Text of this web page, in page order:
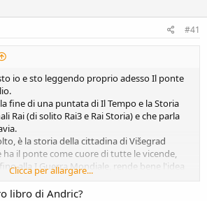
#41
io e sto leggendo proprio adesso Il ponte
fine di una puntata di Il Tempo e la Storia
Rai (di solito Rai3 e Rai Storia) e che parla
è la storia della cittadina di Višegrad
ha il ponte come cuore di tutte le vicende,
alla I Guerra Mondiale, rende bene l'idea
che si incontrano in questa piccola
Clicca per allargare...
libro di Andric?